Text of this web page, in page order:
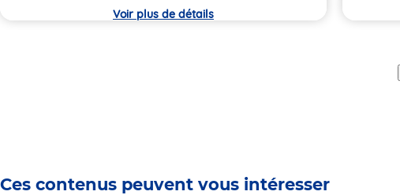
Voir plus de détails
Ces contenus peuvent vous intéresser